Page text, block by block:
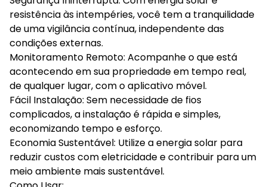
resistência às intempéries, você tem a tranquilidade
de uma vigilância contínua, independente das
condições externas.
Monitoramento Remoto: Acompanhe o que está
acontecendo em sua propriedade em tempo real,
de qualquer lugar, com o aplicativo móvel.
Fácil Instalação: Sem necessidade de fios
complicados, a instalação é rápida e simples,
economizando tempo e esforço.
Economia Sustentável: Utilize a energia solar para
reduzir custos com eletricidade e contribuir para um
meio ambiente mais sustentável.